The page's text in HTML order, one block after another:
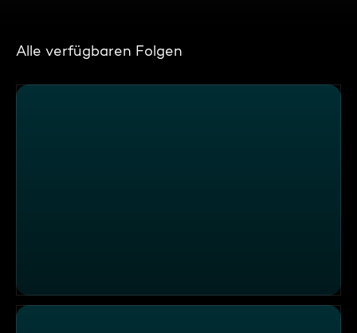
Alle verfügbaren Folgen
Handy am Steuer und Rechtsüberholer – Provida